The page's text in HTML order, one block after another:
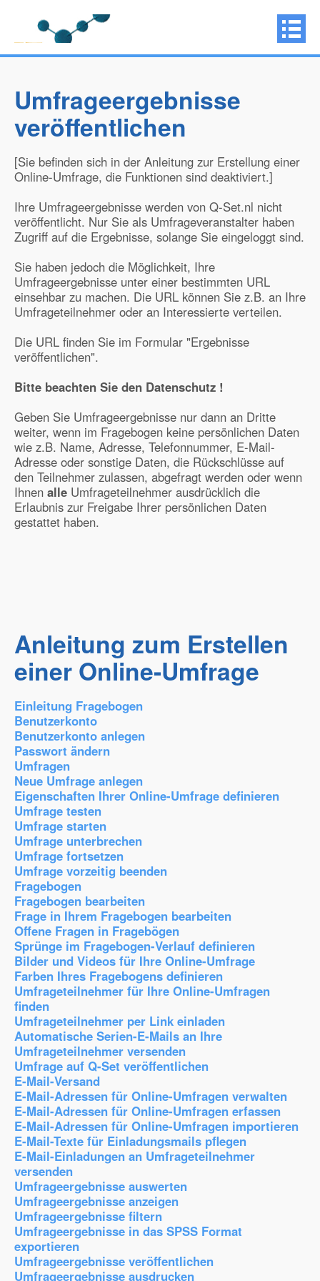
Umfrageergebnisse
veröffentlichen
[Sie befinden sich in der Anleitung zur Erstellung einer
Online-Umfrage, die Funktionen sind deaktiviert.]
Ihre Umfrageergebnisse werden von Q-Set.nl nicht
veröffentlicht. Nur Sie als Umfrageveranstalter haben
Zugriff auf die Ergebnisse, solange Sie eingeloggt sind.
Sie haben jedoch die Möglichkeit, Ihre
Umfrageergebnisse unter einer bestimmten URL
einsehbar zu machen. Die URL können Sie z.B. an Ihre
Umfrageteilnehmer oder an Interessierte verteilen.
Die URL finden Sie im Formular "Ergebnisse
veröffentlichen".
Bitte beachten Sie den Datenschutz !
Geben Sie Umfrageergebnisse nur dann an Dritte
weiter, wenn im Fragebogen keine persönlichen Daten
wie z.B. Name, Adresse, Telefonnummer, E-Mail-
Adresse oder sonstige Daten, die Rückschlüsse auf
den Teilnehmer zulassen, abgefragt werden oder wenn
Ihnen alle Umfrageteilnehmer ausdrücklich die
Erlaubnis zur Freigabe Ihrer persönlichen Daten
gestattet haben.
Anleitung zum Erstellen
einer Online-Umfrage
Einleitung Fragebogen
Benutzerkonto
Benutzerkonto anlegen
Passwort ändern
Umfragen
Neue Umfrage anlegen
Eigenschaften Ihrer Online-Umfrage definieren
Umfrage testen
Umfrage starten
Umfrage unterbrechen
Umfrage fortsetzen
Umfrage vorzeitig beenden
Fragebogen
Fragebogen bearbeiten
Frage in Ihrem Fragebogen bearbeiten
Offene Fragen in Fragebögen
Sprünge im Fragebogen-Verlauf definieren
Bilder und Videos für Ihre Online-Umfrage
Farben Ihres Fragebogens definieren
Umfrageteilnehmer für Ihre Online-Umfragen
finden
Umfrageteilnehmer per Link einladen
Automatische Serien-E-Mails an Ihre
Umfrageteilnehmer versenden
Umfrage auf Q-Set veröffentlichen
E-Mail-Versand
E-Mail-Adressen für Online-Umfragen verwalten
E-Mail-Adressen für Online-Umfragen erfassen
E-Mail-Adressen für Online-Umfragen importieren
E-Mail-Texte für Einladungsmails pflegen
E-Mail-Einladungen an Umfrageteilnehmer
versenden
Umfrageergebnisse auswerten
Umfrageergebnisse anzeigen
Umfrageergebnisse filtern
Umfrageergebnisse in das SPSS Format
exportieren
Umfrageergebnisse veröffentlichen
Umfrageergebnisse ausdrucken